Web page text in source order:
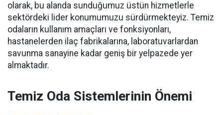
olarak, bu alanda sunduğumuz üstün hizmetlerle
sektördeki lider konumumuzu sürdürmekteyiz. Temiz
odaların kullanım amaçları ve fonksiyonları,
hastanelerden ilaç fabrikalarına, laboratuvarlardan
savunma sanayine kadar geniş bir yelpazede yer
almaktadır.
Temiz Oda Sistemlerinin Önemi